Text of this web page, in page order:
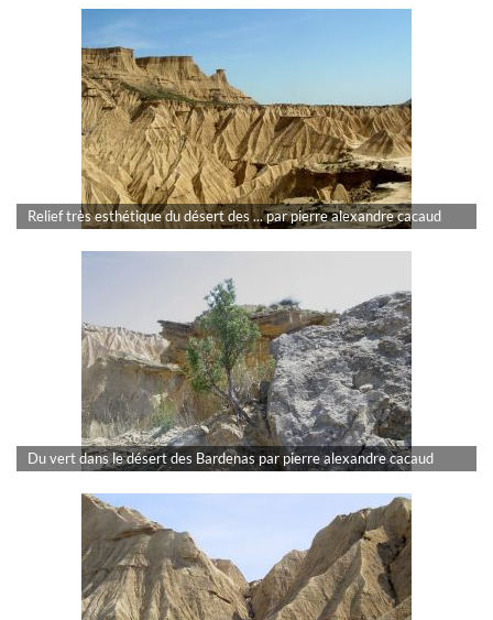
Relief très esthétique du désert des ... par pierre alexandre cacaud
Du vert dans le désert des Bardenas par pierre alexandre cacaud